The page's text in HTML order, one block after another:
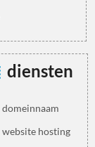
diensten
domeinnaam
website hosting